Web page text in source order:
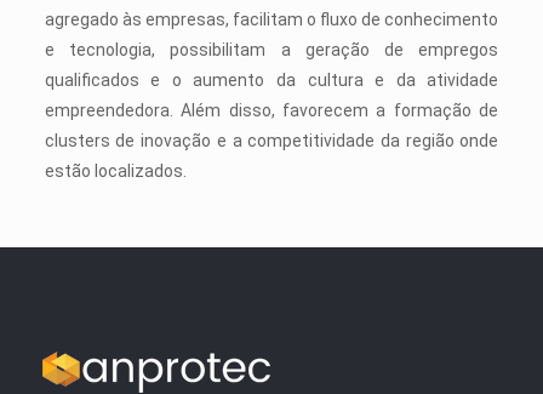
agregado às empresas, facilitam o fluxo de conhecimento
e tecnologia, possibilitam a geração de empregos
qualificados e o aumento da cultura e da atividade
empreendedora. Além disso, favorecem a formação de
clusters de inovação e a competitividade da região onde
estão localizados.